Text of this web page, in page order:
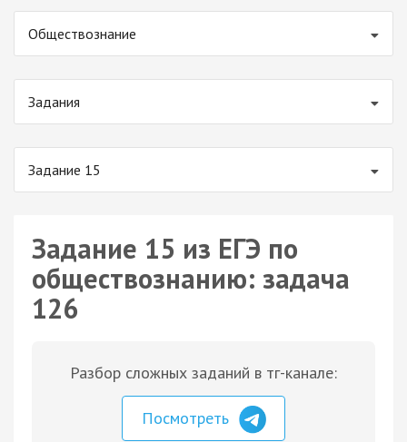
Обществознание
Задания
Задание 15
Задание 15 из ЕГЭ по
обществознанию: задача
126
Разбор сложных заданий в тг-канале:
Посмотреть